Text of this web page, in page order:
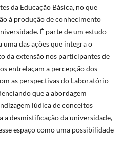
da Educação Básica, no que
à produção de conhecimento
É parte de um estudo
das ações que integra o
da extensão nos participantes de
entrelaçam a percepção dos
as perspectivas do Laboratório
que a abordagem
lúdica de conceitos
desmistificação da universidade,
espaço como uma possibilidade